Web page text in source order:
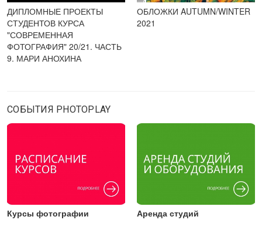
ДИПЛОМНЫЕ ПРОЕКТЫ
СТУДЕНТОВ КУРСА
"СОВРЕМЕННАЯ
ФОТОГРАФИЯ" 20/21. ЧАСТЬ
9. МАРИ АНОХИНА
ОБЛОЖКИ AUTUMN/WINTER
2021
СОБЫТИЯ PHOTOPLAY
Курсы фотографии Аренда студий